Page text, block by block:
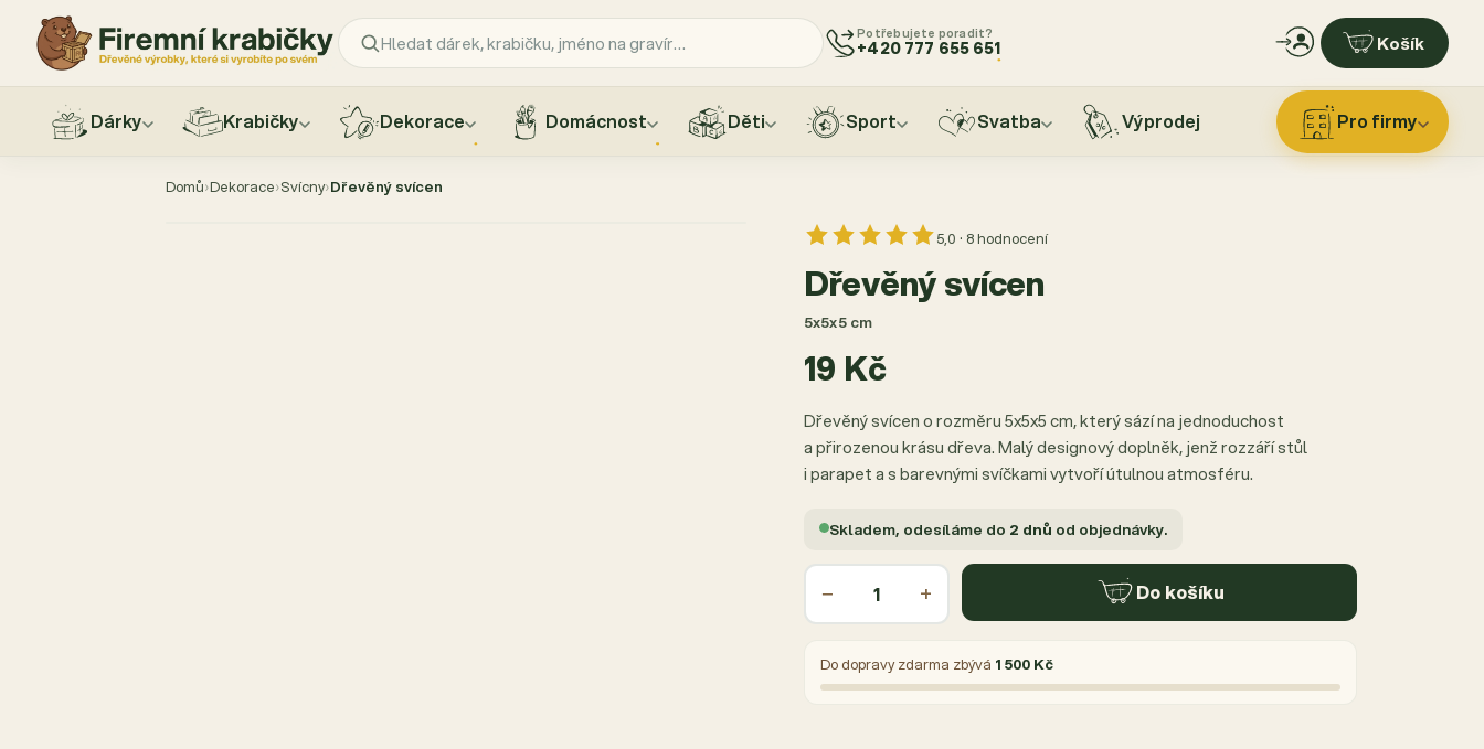
Potřebujete poradit?
+420 777 655 651 Košík
Dárky Krabičky Dekorace Domácnost Děti Sport Svatba Výprodej Pro firmy
Domů›Dekorace›Svícny›Dřevěný svícen
5,0 · 8 hodnocení
Dřevěný svícen
5x5x5 cm
19 Kč
Dřevěný svícen o rozměru 5x5x5 cm, který sází na jednoduchost
a přirozenou krásu dřeva. Malý designový doplněk, jenž rozzáří stůl
i parapet a s barevnými svíčkami vytvoří útulnou atmosféru.
Skladem, odesíláme do 2 dnů od objednávky.
− + Do košíku
Do dopravy zdarma zbývá 1 500 Kč